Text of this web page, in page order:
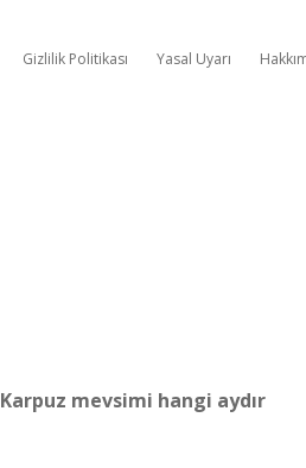
Gizlilik Politikası Yasal Uyarı
Karpuz mevsimi hangi aydır